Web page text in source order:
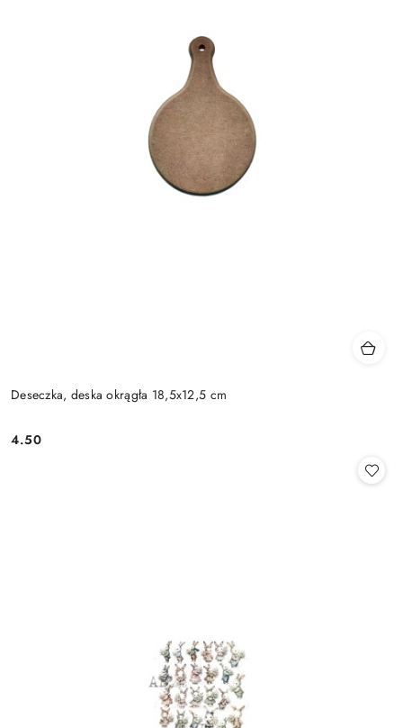
Deseczka, deska okrągła 18,5x12,5 cm
Cena:
4.50